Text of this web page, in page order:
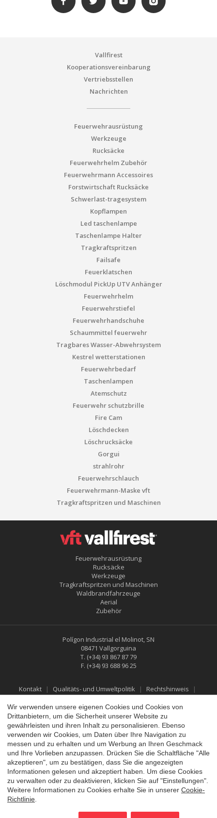
Vallfirest
Kooperationsvereinbarung
Vertriebsstellen
Nachrichten
Feuerwehrausrüstung
Werkzeuge
Rucksäcke
Feuerwehrhelm Zubehör
Feuerwehrmann Accessoires
Forstwirtschaft Rucksäcke
Schwerlast-tragesystem
Kopflampen
Led taschenlampe
Taschenlampe Halter
Tragkraftspritzen
Failsafe
Feuerklatschen
Löschmodul PickUp UTV Anhänger
Feuerwehrhelm
Feuerwehrstiefel
Feuerwehrhandschuhe
Schaummittel feuerwehr
Tragbares Wasser-Abwehrsystem
Kestrel wetterstationen
Feuerwehrbedarf
Taschenlampen
Atemschutz
Feuerwehr schutzbrille
Fire Cam
Löschdecken
Löschrucksäcke
Gorgui
strahlrohr
Feuerwehrschlauch
Feuerwehrmann-Maske vft
Tragkraftspritzen und Maschinen
Feuerwehrausrüstung
Rucksäcke
Werkzeuge
Tragkraftspritzen und Maschinen
Waldbrandfahrzeuge
Aerial
Zubehör
Polígon Industrial el Molinot, SN
08471 Vallgorguina
T. (+34) 93 867 87 79
F. (+34) 93 688 96 25
Kontakt Qualitäts- und Umweltpolitik
Rechtshinweis
Datenschutzbestimmungen
Cookies-Richtlinie
Social-Media-Richtlinie
Rückgabe- und Erstattungspolitik
All rights reserved
Wir verwenden unsere eigenen Cookies und Cookies von
Drittanbietern, um die Sicherheit unserer Website zu
gewährleisten und ihren Inhalt zu personalisieren. Ebenso
verwenden wir Cookies, um Daten über Ihre Navigation zu
messen und zu erhalten und um Werbung an Ihren Geschmack
und Ihre Vorlieben anzupassen. Drücken Sie die Schaltfläche "Alle
akzeptieren", um zu bestätigen, dass Sie die angezeigten
Informationen gelesen und akzeptiert haben. Um diese Cookies
zu verwalten oder zu deaktivieren, klicken Sie auf "Einstellungen".
Weitere Informationen zu Cookies erhalte Sie in unserer Cookie-
Richtlinie
Konfiguration speichern Alle akzeptieren